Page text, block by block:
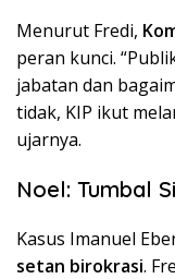
Menurut Fredi,
peran kunci.
jabatan dan
tidak, KIP ikut
ujarnya.
Noel: Tumbal
Kasus Imanuel
setan birokrasi.